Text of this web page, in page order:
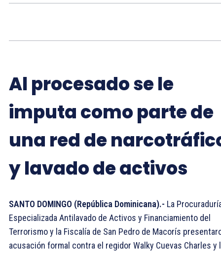
Al procesado se le
imputa como parte de
una red de
y lavado de activos
SANTO DOMINGO (República Dominicana).- La
Especializada Antilavado de Activos y Financiamiento del
Terrorismo y la Fiscalía de San Pedro de Macorís
acusación formal contra el regidor Walky Cuevas Charles y